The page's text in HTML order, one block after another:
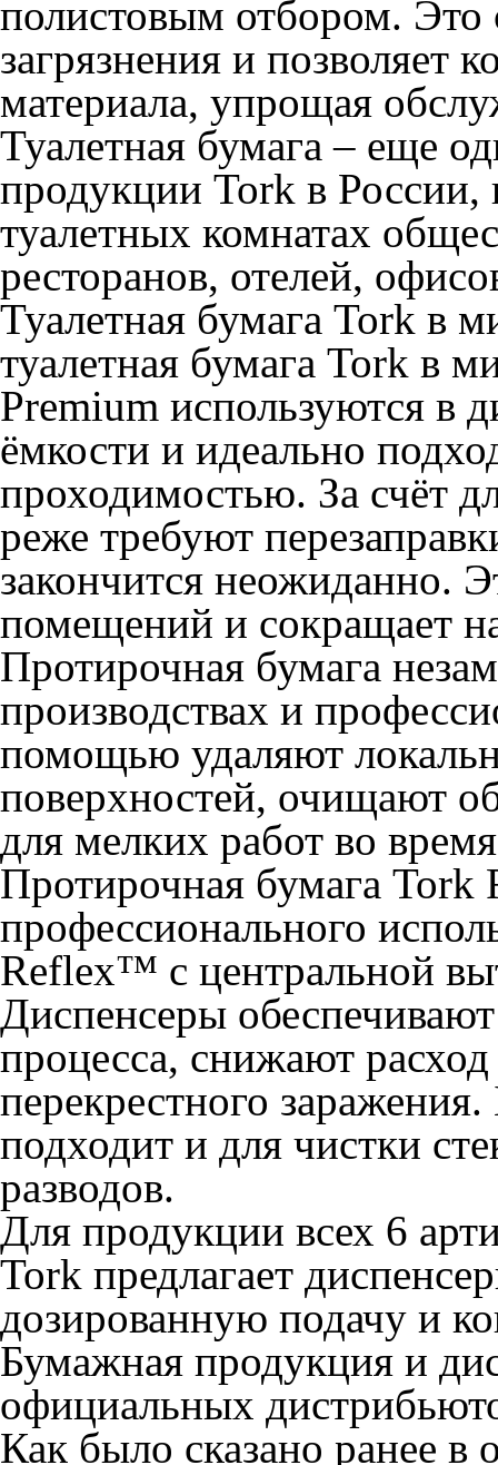
полистовым отбором. Это
загрязнения и позволяет
материала, упрощая
Туалетная бумага – еще
продукции Tork в России,
туалетных комнатах
ресторанов, отелей,
Туалетная бумага Tork в
туалетная бумага Tork в
Premium используются в
ёмкости и идеально
проходимостью. За счёт
реже требуют
закончится неожиданно.
помещений и сокращает
Протирочная бумага
производствах и
помощью удаляют
поверхностей, очищают
для мелких работ во
Протирочная бумага Tork
профессионального
Reflex™ с центральной
Диспенсеры
процесса, снижают
перекрестного
подходит и для чистки
разводов.
Для продукции всех 6
Tork предлагает
дозированную подачу и
Бумажная продукция и
официальных
Как было сказано ранее в